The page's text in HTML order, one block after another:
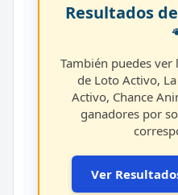
Resultados
También puedes
de Loto Activo,
Activo, Chance
ganadores por
Ver